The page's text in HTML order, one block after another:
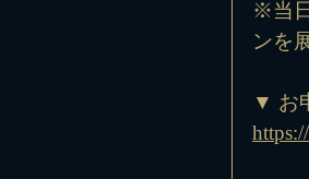
※当
ンを
▼ お